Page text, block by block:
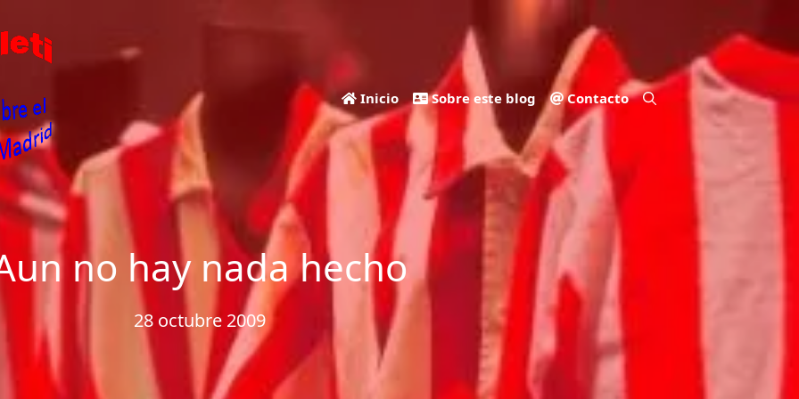
Inicio Sobre este blog Contacto
no hay nada hecho
28 octubre 2009